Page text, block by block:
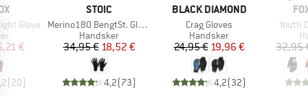
Glove
pris
€
(20)
MÆRKE
STOIC
Artikel
Merino180 BengtSt. Glove
Produktgruppe
Handsker
Pris
34,95 €Nedsat pris
18,52 €
4,2(73)
MÆRKE
BLACK DIAMOND
Artikel
Crag Gloves
Produktgruppe
Handsker
Pris
24,95 €Nedsat pris
19,96 €
4,2(32)
Artikel
Youth
32,95